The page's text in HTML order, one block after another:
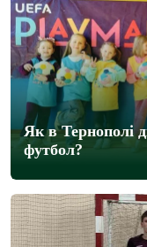
Як в Тернополі
футбол?